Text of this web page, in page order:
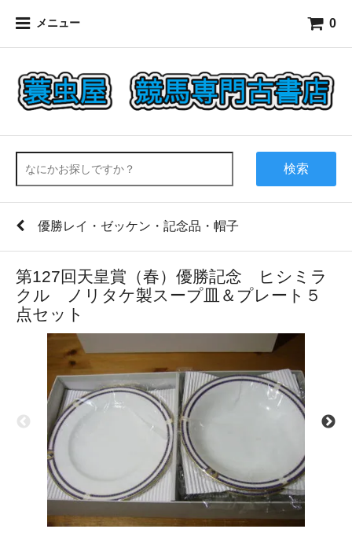
メニュー 0
検索
優勝レイ・ゼッケン・記念品・帽子
第127回天皇賞（春）優勝記念 ヒシミラ
クル ノリタケ製スープ皿＆プレート５
点セット